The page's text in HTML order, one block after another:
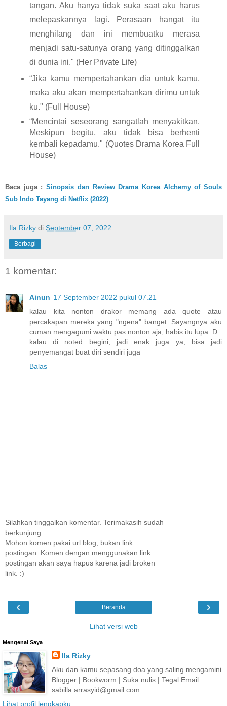
tangan. Aku hanya tidak suka saat aku harus
melepaskannya lagi. Perasaan hangat itu
menghilang dan ini membuatku merasa
menjadi satu-satunya orang yang ditinggalkan
di dunia ini." (Her Private Life)
“Jika kamu mempertahankan dia untuk kamu,
maka aku akan mempertahankan dirimu untuk
ku." (Full House)
“Mencintai seseorang sangatlah menyakitkan.
Meskipun begitu, aku tidak bisa berhenti
kembali kepadamu." (Quotes Drama Korea Full
House)
Baca juga : Sinopsis dan Review Drama Korea Alchemy of Souls
Sub Indo Tayang di Netflix (2022)
Ila Rizky di September 07, 2022
Berbagi
1 komentar:
Ainun 17 September 2022 pukul 07.21
kalau kita nonton drakor memang ada quote atau
percakapan mereka yang "ngena" banget. Sayangnya aku
cuman mengagumi waktu pas nonton aja, habis itu lupa :D
kalau di noted begini, jadi enak juga ya, bisa jadi
penyemangat buat diri sendiri juga
Balas
Silahkan tinggalkan komentar. Terimakasih sudah
berkunjung.
Mohon komen pakai url blog, bukan link
postingan. Komen dengan menggunakan link
postingan akan saya hapus karena jadi broken
link. :)
‹ ›
Beranda
Lihat versi web
Mengenai Saya
Ila Rizky
Aku dan kamu sepasang doa yang saling mengamini.
Blogger | Bookworm | Suka nulis | Tegal Email :
sabilla.arrasyid@gmail.com
Lihat profil lengkapku